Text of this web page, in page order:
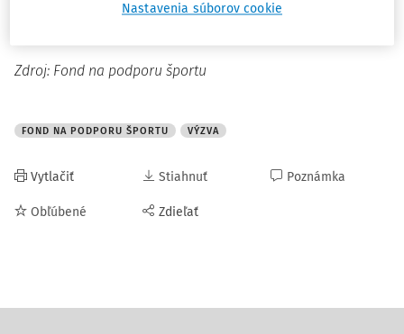
Viac informácií aprehľad výsledkovnájdete na stránke
Zdroj: Fond na podporu športu
FOND NA PODPORU ŠPORTU VÝZVA
Vytlačiť
Obľúbené
Stiahnuť
Zdieľať
Poznámka
Nastavenia súborov cookie